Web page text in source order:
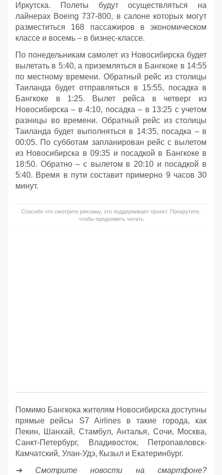
Иркутска. Полеты будут осуществляться на
лайнерах Boeing 737-800, в салоне которых могут
разместиться 168 пассажиров в экономическом
классе и восемь – в бизнес-классе.
По понедельникам самолет из Новосибирска будет
вылетать в 5:40, а приземляться в Бангкоке в 14:55
по местному времени. Обратный рейс из столицы
Таиланда будет отправляться в 15:55, посадка в
Бангкоке в 1:25. Вылет рейса в четверг из
Новосибирска – в 4:10, посадка – в 13:25 с учетом
разницы во времени. Обратный рейс из столицы
Таиланда будет выполняться в 14:35, посадка – в
00:05. По субботам запланирован рейс с вылетом
из Новосибирска в 09:35 и посадкой в Бангкоке в
18:50. Обратно – с вылетом в 20:10 и посадкой в
5:40. Время в пути составит примерно 9 часов 30
минут.
Спасибо что смотрите рекламу, это поддерживает проект. Прокрутите,
чтобы продолжить читать
Помимо Бангкока жителям Новосибирска доступны
прямые рейсы S7 Airlines в такие города, как
Пекин, Шанхай, Стамбул, Анталья, Сочи, Москва,
Санкт-Петербург, Владивосток, Петропавловск-
Камчатский, Улан-Удэ, Кызыл и Екатеринбург.
➔ Смотрите новости на смартфоне?